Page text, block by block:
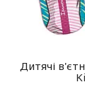
Дитячі